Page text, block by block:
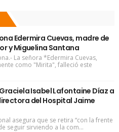
Edermira Cuevas, madre de
y Miguelina Santana
La señora *Edermira Cuevas,
como "Mirita", falleció este
Isabel Lafontaine Díaz a
del Hospital Jaime
asegura que se retira “con la frente
seguir sirviendo a la com...